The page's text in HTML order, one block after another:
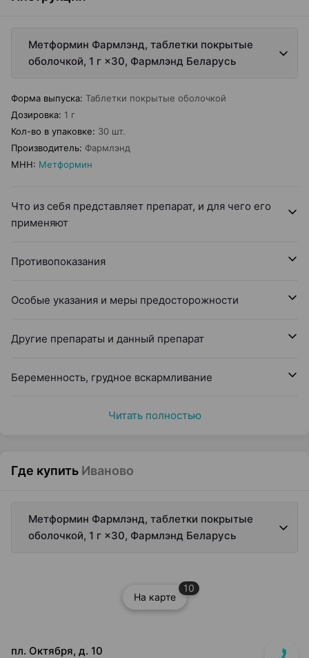
Метформин Фармлэнд, таблетки покрытые
оболочкой, 1 г ×30, Фармлэнд Беларусь
Форма выпуска: Таблетки покрытые оболочкой
Дозировка: 1 г
Кол-во в упаковке: 30 шт.
Производитель: Фармлэнд
МНН: Метформин
Что из себя представляет препарат, и для чего его
применяют
Противопоказания
Особые указания и меры предосторожности
Другие препараты и данный препарат
Беременность, грудное вскармливание
Читать полностью
Где купить Иваново
Метформин Фармлэнд, таблетки покрытые
оболочкой, 1 г ×30, Фармлэнд Беларусь
На карте
10
пл. Октября, д. 10